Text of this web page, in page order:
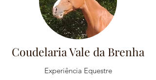
Coudelaria Vale da Brenha
Experiência Equestre